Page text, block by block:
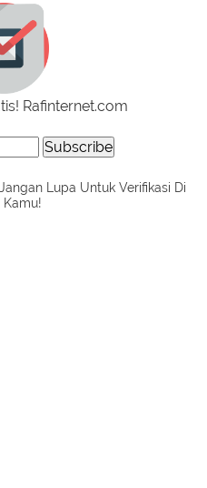
Rafinternet.com
Lupa Untuk Verifikasi Di
Kamu!